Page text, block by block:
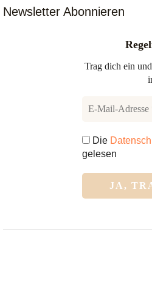
Newsletter Abonnieren
Trag dich ein
Die
gelesen